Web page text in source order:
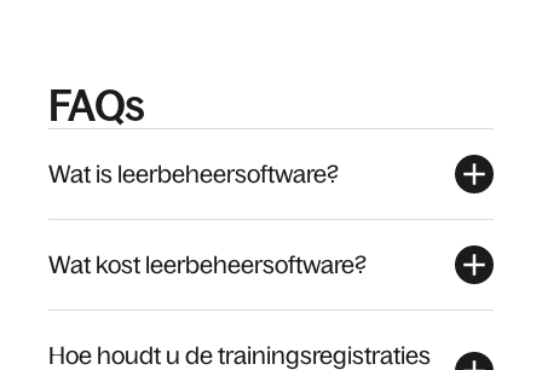
FAQs
Wat is leerbeheersoftware?
Wat kost leerbeheersoftware?
Hoe houdt u de trainingsregistraties